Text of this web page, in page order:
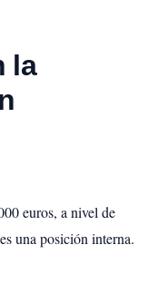
la
euros, a nivel de
una posición interna.